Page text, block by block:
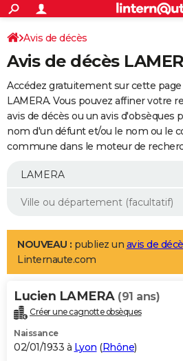
ACTUALITÉS
Politique
Société
Faits Divers
Education
Monde
Villes
+
SPORT
Coupe du monde 2026
Football
Tennis
Cyclisme
Rugby
Forum
Programme TV
TNTStreaming
Cinéma
Sorties cinéma
Musique
+
FINANCE
Retraite
Epargne
Immobilier
Risques naturels par ville
Banque
Assurance
AUTO
Essais
Réserver un essai
Citadines
Berlines
SUV
Forum auto
+
Mobiles
Meilleur smartphone
Internet
Ordinateurs
Jeux vidéo
Guide high-tech
Aménagement intérieur
LIFESTYLE
Art de vivre
Bien-être
Loisirs
Mode
Modes de vie
Alimentation
Guide de la santé
Maladies
Médicaments
Sommeil
VOYAGE
Destinations
City break
Voyage nature
Voyage de noces
Forum
Climat
+PHOTO
GUIDES D'ACHAT
Avis de décès
Avis de décès
Accédez gratuitement sur cette page
LAMERA. Vous pouvez affiner votre
avis de décès ou un avis d'obsèques
nom d'un défunt et/ou le nom ou le
commune dans le moteur de
NOUVEAU : publiez un avis de
Linternaute.com
Lucien LAMERA (91 ans)
Créer une cagnotte obsèques
Naissance
02/01/1933 à Lyon (Rhône)